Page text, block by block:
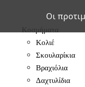
Κοσμήματα
Κολιέ
Σκουλαρίκια
Βραχιόλια
Δαχτυλίδια
Οι